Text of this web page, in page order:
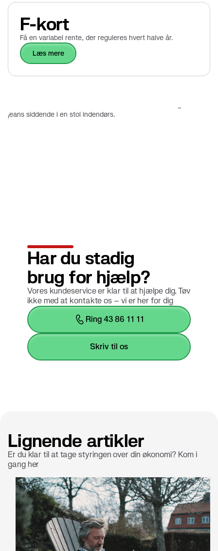
F-kort
Få en variabel rente, der reguleres hvert halve år.
læs mere
Har du stadig
brug for hjælp?
Vores kundeservice er klar til at hjælpe dig. Tøv
ikke med at kontakte os – vi er her for dig
ring 43 86 11 11
skriv til os
Lignende artikler
Er du klar til at tage styringen over din økonomi? Kom i
gang her